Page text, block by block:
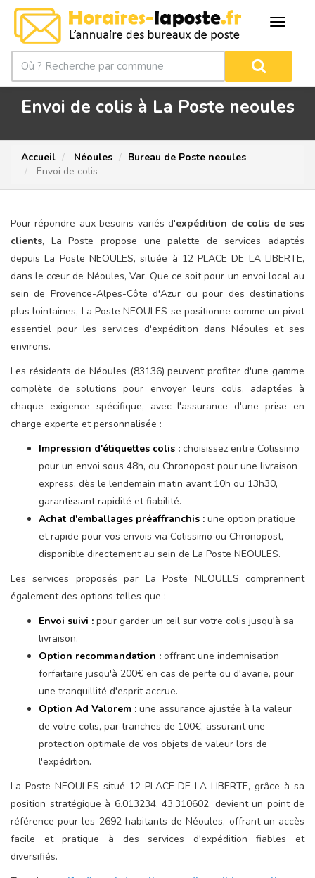
Envoi de colis à La Poste neoules
Accueil Néoules
Bureau de Poste neoules
Envoi de colis
Pour répondre aux besoins variés d'expédition de colis de ses
clients, La Poste propose une palette de services adaptés
depuis La Poste NEOULES, située à 12 PLACE DE LA LIBERTE,
dans le cœur de Néoules, Var. Que ce soit pour un envoi local au
sein de Provence-Alpes-Côte d'Azur ou pour des destinations
plus lointaines, La Poste NEOULES se positionne comme un pivot
essentiel pour les services d'expédition dans Néoules et ses
environs.
Les résidents de Néoules (83136) peuvent profiter d'une gamme
complète de solutions pour envoyer leurs colis, adaptées à
chaque exigence spécifique, avec l'assurance d'une prise en
charge experte et personnalisée :
Impression d'étiquettes colis : choisissez entre Colissimo
pour un envoi sous 48h, ou Chronopost pour une livraison
express, dès le lendemain matin avant 10h ou 13h30,
garantissant rapidité et fiabilité.
Achat d'emballages préaffranchis : une option pratique
et rapide pour vos envois via Colissimo ou Chronopost,
disponible directement au sein de La Poste NEOULES.
Les services proposés par La Poste NEOULES comprennent
également des options telles que :
Envoi suivi : pour garder un œil sur votre colis jusqu'à sa
livraison.
Option recommandation : offrant une indemnisation
forfaitaire jusqu'à 200€ en cas de perte ou d'avarie, pour
une tranquillité d'esprit accrue.
Option Ad Valorem : une assurance ajustée à la valeur
de votre colis, par tranches de 100€, assurant une
protection optimale de vos objets de valeur lors de
l'expédition.
La Poste NEOULES situé 12 PLACE DE LA LIBERTE, grâce à sa
position stratégique à 6.013234, 43.310602, devient un point de
référence pour les 2692 habitants de Néoules, offrant un accès
facile et pratique à des services d'expédition fiables et
diversifiés.